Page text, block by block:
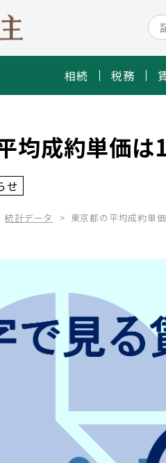
相続 税務
均成約単価は
せ
統計データ 東京都の平均成約単